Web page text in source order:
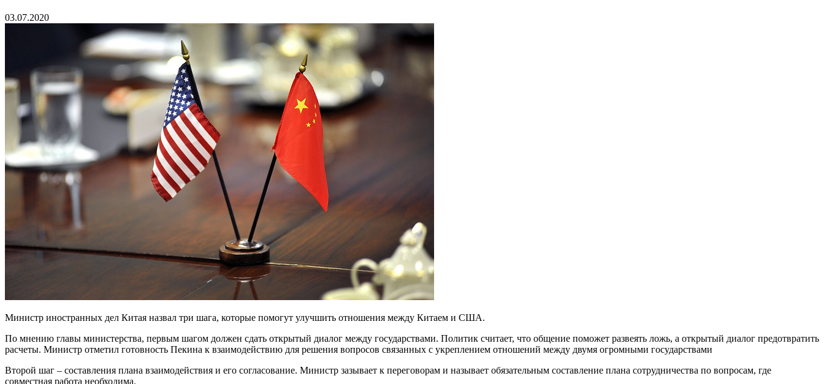
03.07.2020
Министр иностранных дел Китая назвал три шага, которые помогут улучшить отношения между Китаем и США.
По мнению главы министерства, первым шагом должен сдать открытый диалог между государствами. Политик считает, что общение поможет развеять ложь, а открытый диалог предотвратить
расчеты. Министр отметил готовность Пекина к взаимодействию для решения вопросов связанных с укреплением отношений между двумя огромными государствами
Второй шаг – составления плана взаимодействия и его согласование. Министр зазывает к переговорам и называет обязательным составление плана сотрудничества по вопросам, где
совместная работа необходима.